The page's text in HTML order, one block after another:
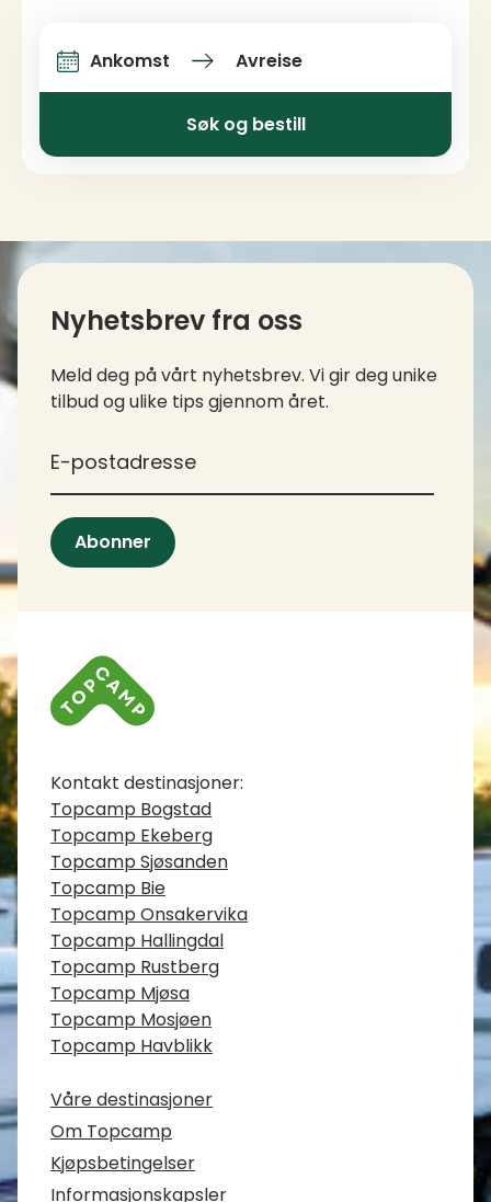
Ankomst og avreise
Ankomst Avreise
Søk og bestill
Kontaktinfo og kolofon
Nyhetsbrev fra oss
Meld deg på vårt nyhetsbrev. Vi gir deg unike
tilbud og ulike tips gjennom året.
E-postadresse
Abonner
Kontaktinfo
Kontakt destinasjoner:
Topcamp Bogstad
Topcamp Ekeberg
Topcamp Sjøsanden
Topcamp Bie
Topcamp Onsakervika
Topcamp Hallingdal
Topcamp Rustberg
Topcamp Mjøsa
Topcamp Mosjøen
Topcamp Havblikk
Våre destinasjoner
Om Topcamp
Kjøpsbetingelser
Informasjonskapsler